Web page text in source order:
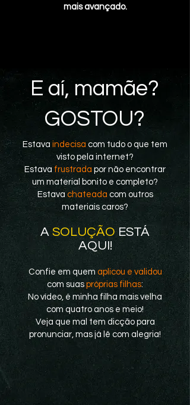
mais avançado.
E aí, mamãe?
GOSTOU?
Estava indecisa com tudo o que tem
visto pela internet?
Estava frustrada por não encontrar
um material bonito e completo?
Estava chateada com outros
materiais caros?
A SOLUÇÃO ESTÁ
AQUI!
Confie em quem aplicou e validou
com suas próprias filhas:
No vídeo, é minha filha mais velha
com quatro anos e meio!
Veja que mal tem dicção para
pronunciar, mas já lê com alegria!